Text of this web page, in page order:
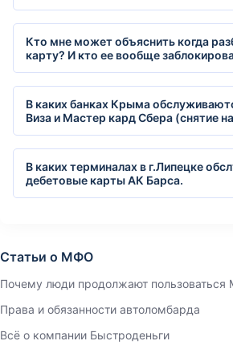
Кто мне может объяснить когда
карту? И кто ее вообще
В каких банках Крыма
Виза и Мастер кард Сбера (снятие
В каких терминалах в г.Липецке
дебетовые карты АК Барса.
Статьи о МФО
Почему люди продолжают
Права и обязанности автоломбарда
Всё о компании Быстроденьги